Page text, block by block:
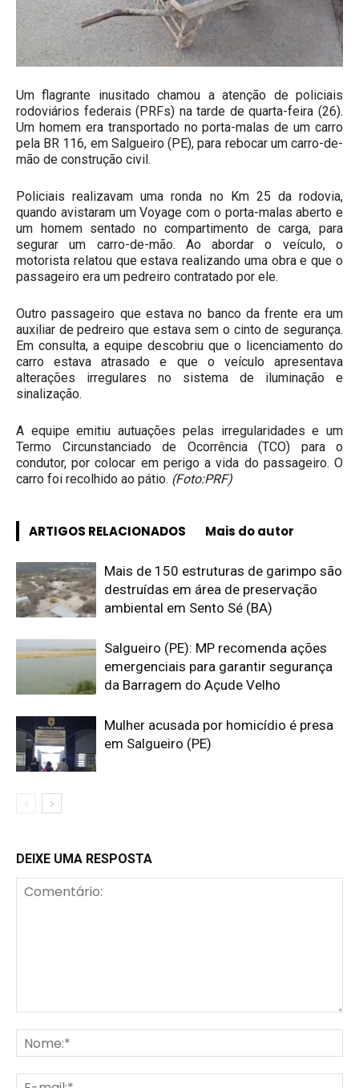
Um flagrante inusitado chamou a atenção de policiais
rodoviários federais (PRFs) na tarde de quarta-feira (26).
Um homem era transportado no porta-malas de um carro
pela BR 116, em Salgueiro (PE), para rebocar um carro-de-
mão de construção civil.
Policiais realizavam uma ronda no Km 25 da rodovia,
quando avistaram um Voyage com o porta-malas aberto e
um homem sentado no compartimento de carga, para
segurar um carro-de-mão. Ao abordar o veículo, o
motorista relatou que estava realizando uma obra e que o
passageiro era um pedreiro contratado por ele.
Outro passageiro que estava no banco da frente era um
auxiliar de pedreiro que estava sem o cinto de segurança.
Em consulta, a equipe descobriu que o licenciamento do
carro estava atrasado e que o veículo apresentava
alterações irregulares no sistema de iluminação e
sinalização.
A equipe emitiu autuações pelas irregularidades e um
Termo Circunstanciado de Ocorrência (TCO) para o
condutor, por colocar em perigo a vida do passageiro. O
carro foi recolhido ao pátio. (Foto:PRF)
ARTIGOS RELACIONADOS Mais do autor
Mais de 150 estruturas de garimpo são
destruídas em área de preservação
ambiental em Sento Sé (BA)
Salgueiro (PE): MP recomenda ações
emergenciais para garantir segurança
da Barragem do Açude Velho
Mulher acusada por homicídio é presa
em Salgueiro (PE)
DEIXE UMA RESPOSTA